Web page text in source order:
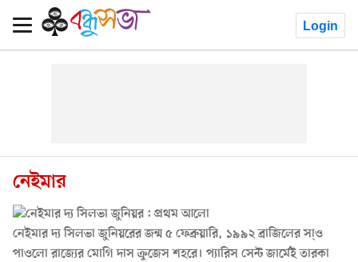
Login
নেইমার
নেইমার দ্য সিলভা জুনিয়রের জন্ম ৫ ফেব্রুয়ারি, ১৯৯২ ব্রাজিলের সা্ও
পাওলো রাজ্যের মোগি দাস ক্রুজেস শহরে। প্যারিস সেন্ট জার্মেই তারকা